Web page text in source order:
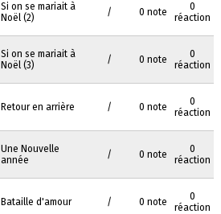
Si on se mariait à
Noël (2)
/ 0 note
0
réaction
Si on se mariait à
Noël (3)
/ 0 note
0
réaction
Retour en arrière / 0 note
0
réaction
Une Nouvelle
année
/ 0 note
0
réaction
Bataille d'amour / 0 note
0
réaction